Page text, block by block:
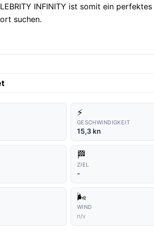
INFINITY ist somit ein
suchen.
⚡
GESCHWINDIGKEIT
15,3 kn
🏁
ZIEL
-
🌬️
WIND
n/v